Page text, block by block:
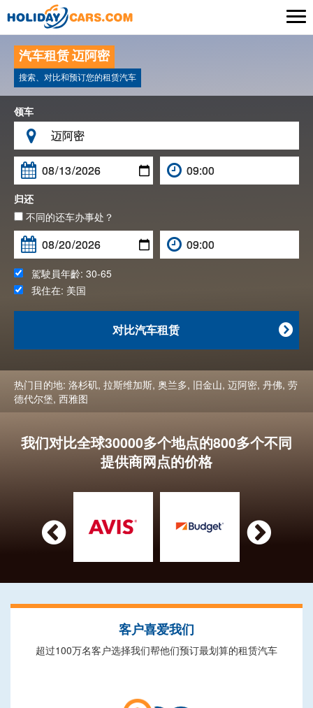
汽车租赁 迈阿密
搜索、对比和预订您的租赁汽车
领车


归还
不同的还车办事处？
駕駛員年齡: 30-65
我住在: 美国

对比汽车租赁
热门目的地: 洛杉矶, 拉斯维加斯, 奥兰多, 旧金山, 迈阿密, 丹佛, 劳
德代尔堡, 西雅图
我们对比全球30000多个地点的800多个不同
提供商网点的价格
 
客户喜爱我们
超过100万名客户选择我们帮他们预订最划算的租赁汽车